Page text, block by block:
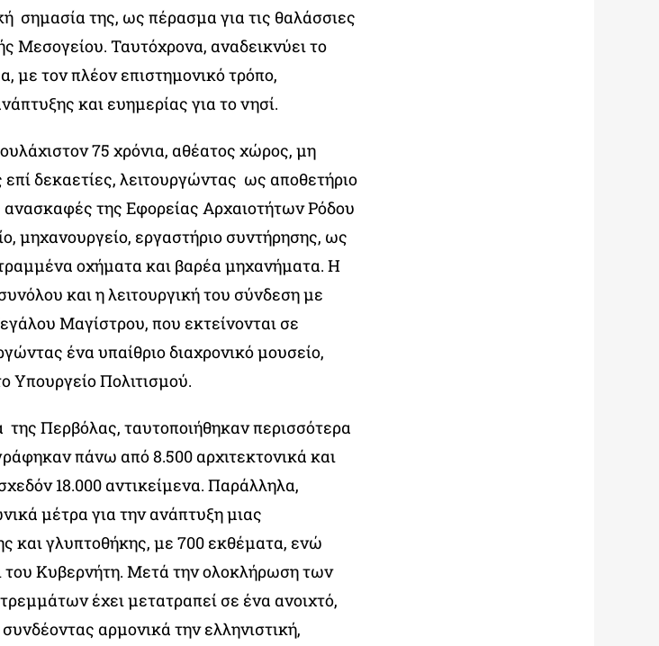
σημασία της, ως πέρασμα για τις θαλάσσιες
Μεσογείου. Ταυτόχρονα, αναδεικνύει το
με τον πλέον επιστημονικό τρόπο,
και ευημερίας για το νησί.
75 χρόνια, αθέατος χώρος, μη
δεκαετίες, λειτουργώντας ως αποθετήριο
της Εφορείας Αρχαιοτήτων Ρόδου
μηχανουργείο, εργαστήριο συντήρησης, ως
οχήματα και βαρέα μηχανήματα. Η
και η λειτουργική του σύνδεση με
Μαγίστρου, που εκτείνονται σε
ένα υπαίθριο διαχρονικό μουσείο,
Υπουργείο Πολιτισμού.
Περβόλας, ταυτοποιήθηκαν περισσότερα
πάνω από 8.500 αρχιτεκτονικά και
18.000 αντικείμενα. Παράλληλα,
μέτρα για την ανάπτυξη μιας
και γλυπτοθήκης, με 700 εκθέματα, ενώ
του Κυβερνήτη. Μετά την ολοκλήρωση των
έχει μετατραπεί σε ένα ανοιχτό,
αρμονικά την ελληνιστική,